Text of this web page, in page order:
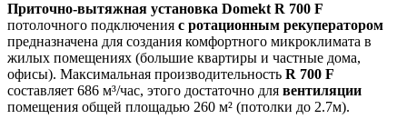
Приточно-вытяжная установка Domekt R 700 F
потолочного подключения c ротационным рекуператором
предназначена для создания комфортного микроклимата в
жилых помещениях (большие квартиры и частные дома,
офисы). Максимальная производительность R 700 F
составляет 686 м³/час, этого достаточно для вентиляции
помещения общей площадью 260 м² (потолки до 2.7м).